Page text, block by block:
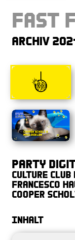
Fast
Archiv
Party
Culture Club
Francesco
Cooper
Inhalt